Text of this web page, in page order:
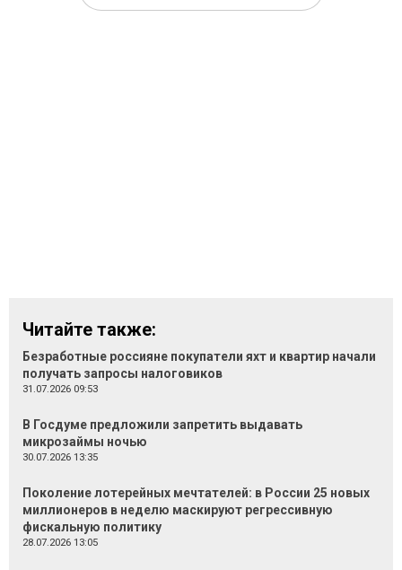
Читайте также:
Безработные россияне покупатели яхт и квартир начали
получать запросы налоговиков
31.07.2026 09:53
В Госдуме предложили запретить выдавать
микрозаймы ночью
30.07.2026 13:35
Поколение лотерейных мечтателей: в России 25 новых
миллионеров в неделю маскируют регрессивную
фискальную политику
28.07.2026 13:05